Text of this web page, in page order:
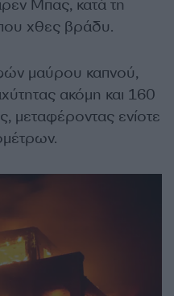
Μπας, κατά τη
χθες βράδυ.
μαύρου καπνού,
ακόμη και 160
μεταφέροντας ενίοτε